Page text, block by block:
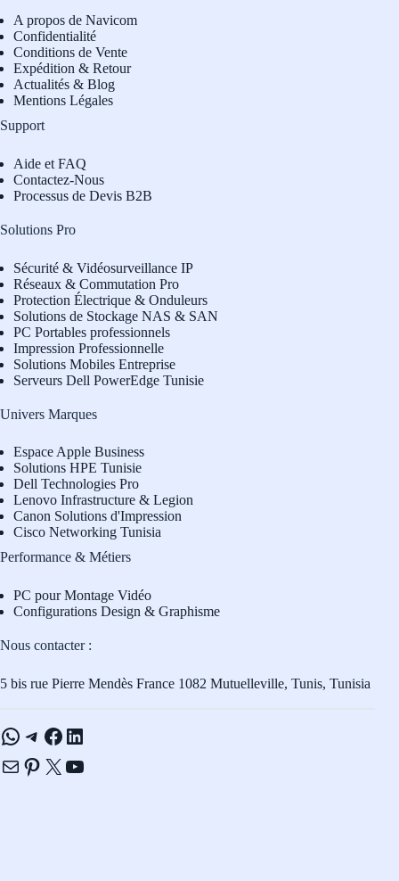
A propos de Navicom
Confidentialité
Conditions de Vente
Expédition & Retour
Actualités & Blog
Mentions Légales
Support
Aide et FAQ
Contactez-Nous
Processus de Devis B2B
Solutions Pro
Sécurité & Vidéosurveillance IP
Réseaux & Commutation Pro
Protection Électrique & Onduleurs
Solutions de Stockage NAS & SAN
PC Portables professionnels
Impression Professionnelle
Solutions Mobiles Entreprise
Serveurs Dell PowerEdge Tunisie
Univers Marques
Espace Apple Business
Solutions HPE Tunisie
Dell Technologies Pro
Lenovo Infrastructure & Legion
Canon Solutions d'Impression
Cisco Networking Tunisia
Performance & Métiers
PC pour Montage Vidéo
Configurations Design & Graphisme
Nous contacter :
5 bis rue Pierre Mendès France 1082 Mutuelleville, Tunis, Tunisia
WhatsApp
Telegram
Facebook
LinkedIn
E-mailPinterest
X YouTube